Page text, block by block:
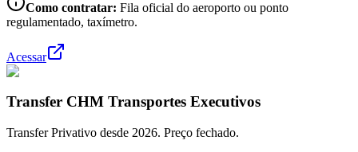
Como contratar: Fila oficial do aeroporto ou ponto
regulamentado, taxímetro.
Acessar
Transfer CHM Transportes Executivos
Transfer Privativo desde 2026. Preço fechado.